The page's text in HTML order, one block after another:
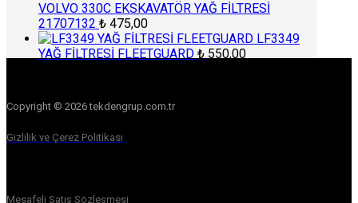
VOLVO 330C EKSKAVATÖR YAĞ FİLTRESİ
21707132 ₺ 475,00
LF3349
YAĞ FİLTRESİ FLEETGUARD ₺ 550,00
Copyright © 2026 tekdengrup.com.tr
Gizlilik ve Çerez Politikası
Mesafeli Satış Sözleşmesi